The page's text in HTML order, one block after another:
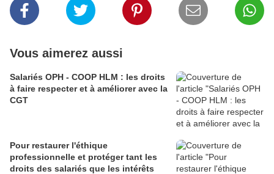
Vous aimerez aussi
Salariés OPH - COOP HLM : les droits
à faire respecter et à améliorer avec la
CGT
Pour restaurer l'éthique
professionnelle et protéger tant les
droits des salariés que les intérêts